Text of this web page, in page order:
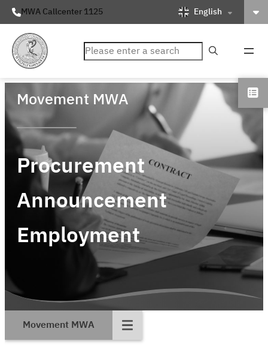
MWA Callcenter 1125 English
ค้นหา
Movement MWA
Procurement
Announcement
Employment
Movement MWA